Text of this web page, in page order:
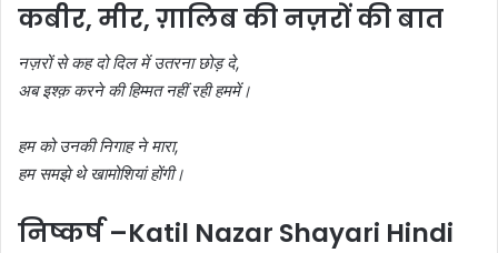
कबीर, मीर, ग़ालिब की नज़रों की बात
नज़रों से कह दो दिल में उतरना छोड़ दे,
अब इश्क़ करने की हिम्मत नहीं रही हममें।
हम को उनकी निगाह ने मारा,
हम समझे थे खामोशियां होंगी।
निष्कर्ष –Katil Nazar Shayari Hindi